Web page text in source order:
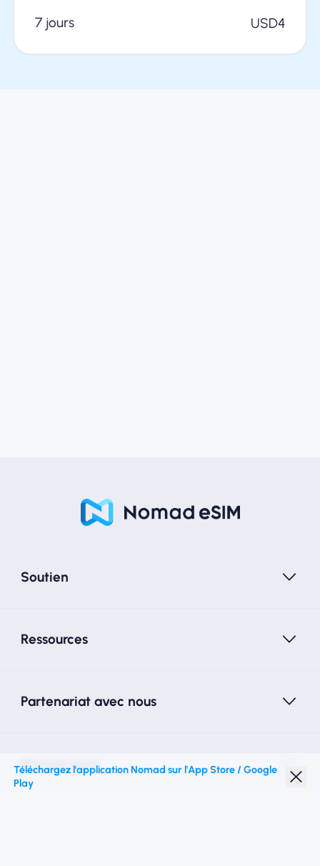
7 jours
USD4
Soutien
Ressources
Partenariat avec nous
Nomad esim
Téléchargez l'application Nomad sur l'App Store / Google
Play